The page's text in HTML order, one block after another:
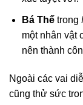
Bá Thếtrong
một nhân vật
nên thành
Ngoài các vai
cũng thử sức